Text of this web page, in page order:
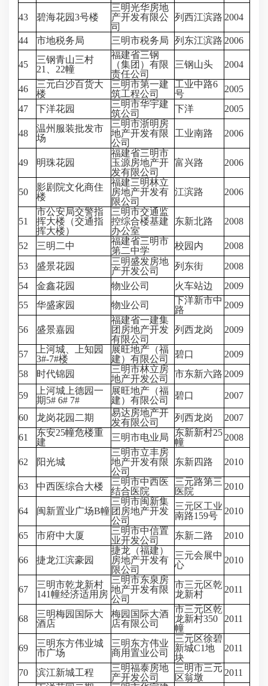
43 碧海花园3号楼
三明光华房地
产开发有限公
司
列西江滨路 2004
44 市地税务局 三明市税务局 列东江滨路 2006
45
三钢青山三村
21、22幢
福建省三钢
（集团）有限
责任公司
三钢山头 2004
46
三元白沙百货大
楼
三明市第一建
筑工程公司
工业中路6
号
2005
47
下洋花园
三明市华宇建
筑公司
下洋 2005
48
温州服装批发市
场
三明市浙明房
地产开发有限
公司
工业南路 2006
49 明珠花园
福建省三明市
玉源房地产开
发有限公司
富兴路 2006
50
影剧院文化商住
楼
福建三明林立
房地产开发有
限公司
江滨路 2006
51
市公安局交警指
挥大楼（交通指
挥大楼）
三明市交通监
控综合楼基建
办公室
东新北路 2008
52 三明二中
福建省三明市
第二中学
校园内
2008
53
盛景花园
三明盛发房地
产开发公司
列东街
2008
54
金鑫花园 物业公司 火车站边
2009
55
华盛家园 物业公司
下洋新市中
路
2009
56 盛景嘉园
福建省一建集
团房地产开发
有限公司
列西龙岗 2009
57
上河城、上知园
3#-7#楼
展旺地产（福
建）有限公司
碧口
2009
58
时代锦园
三明市林立房
地产开发公司
市东新六路 2009
59
上河城上德园一
期5# 6# 7#
展旺地产（福
建）有限公司
碧口 2007
60 龙岗花园二期
易达房地产开
发有限公司
列西龙岗
2007
61
东安25幢危楼重
建
三明市电业局
东新新村25
幢
2008
62 阳光城
三明市立丰房
地产开发有限
公司
东新四路 2010
63 中西医综合大楼
三明市中西医
结合医院
三元路第三
医院
2010
64 闽新置业广场B幢
三明市闽新集
团房地产开发
公司
三元区工业
南路159号
2010
65 市府中大厦
三明市中信置
业开发公司
东新二路 2010
66 捷龙江滨豪园
捷龙（福建）
房地产开发有
限公司
三元会展中
心
2010
67
三明市乾龙新村
141幢经济适用房
三明市东泉房
地产开发有限
公司
市三元区乾
龙新村
2011
68
三明梅园国际大
酒店
梅园国际大酒
店有限公司
市三元区乾
龙新村350
幢
2011
69
三明东方伟业城
市广场
三明东方伟业
商用置业公司
三元区徐碧
新城C1地
块
2011
70 滨江新城工程
三明福泰房地
产开发公司
三明市三元
区翁墩
2011